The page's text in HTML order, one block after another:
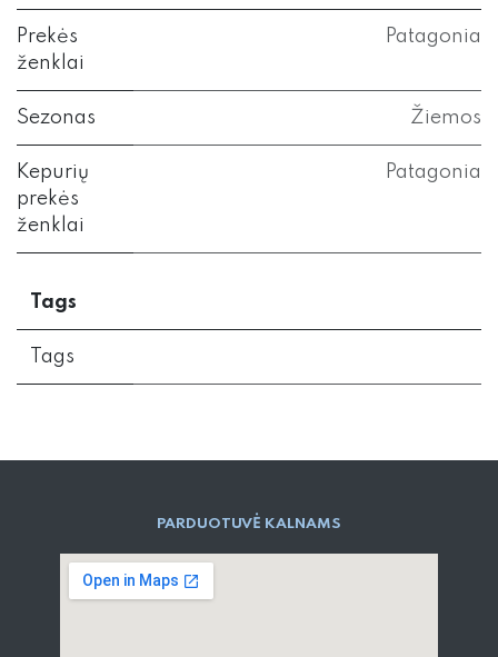
Prekės
ženklai
Patagonia
Sezonas Žiemos
Kepurių
prekės
ženklai
Patagonia
Tags
Tags
PARD​UOTUVĖ​ KALNAMS